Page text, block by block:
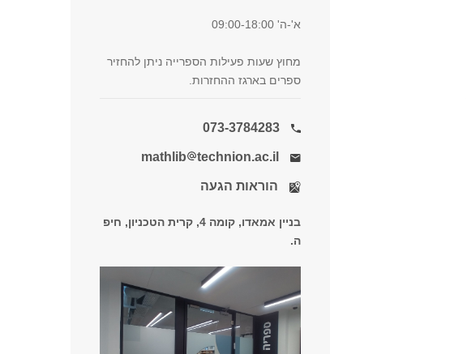
א'-ה' 09:00-18:00
מחוץ שעות פעילות הספרייה ניתן להחזיר
ספרים בארגז ההחזרות.
073-3784283
mathlib ​​technion.ac.il
הוראות הגעה
בניין אמאד​ו, קומה 4,​​ קרית הטכניון, חיפ​​
ה.